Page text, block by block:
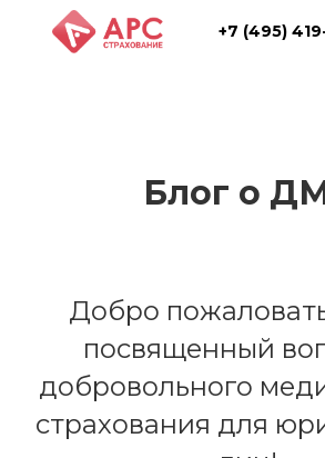
+7 (495)
+7 (495)
Блог о
Добро
посвященный
добровольного
страхования для